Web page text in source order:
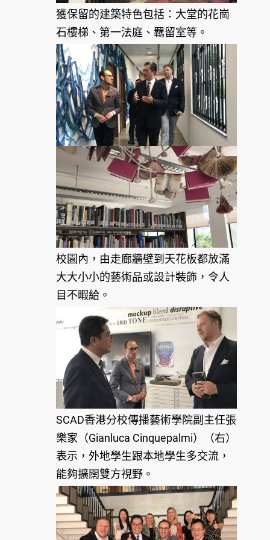
獲保留的建築特色包括：大堂的花崗
石樓梯、第一法庭、羈留室等。
校園內，由走廊牆壁到天花板都放滿
大大小小的藝術品或設計裝飾，令人
目不暇給。
SCAD香港分校傳播藝術學院副主任張
樂家（Gianluca Cinquepalmi）（右）
表示，外地學生跟本地學生多交流，
能夠擴闊雙方視野。